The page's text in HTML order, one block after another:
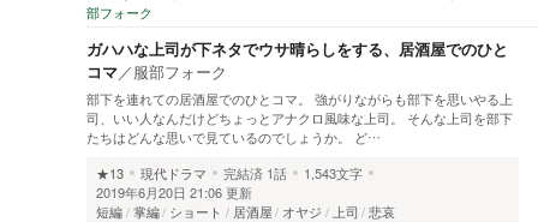
部フォーク
ガハハな上司が下ネタでウサ晴らしをする、居酒屋でのひと
コマ／服部フォーク
部下を連れての居酒屋でのひとコマ。 強がりながらも部下を思いやる上
司、いい人なんだけどちょっとアナクロ風味な上司。 そんな上司を部下
たちはどんな思いで見ているのでしょうか。 ど…
★13
現代ドラマ 完結済 1話
1,543文字
2019年6月20日 21:06 更新
短編 掌編 ショート 居酒屋 オヤジ 上司 悲哀